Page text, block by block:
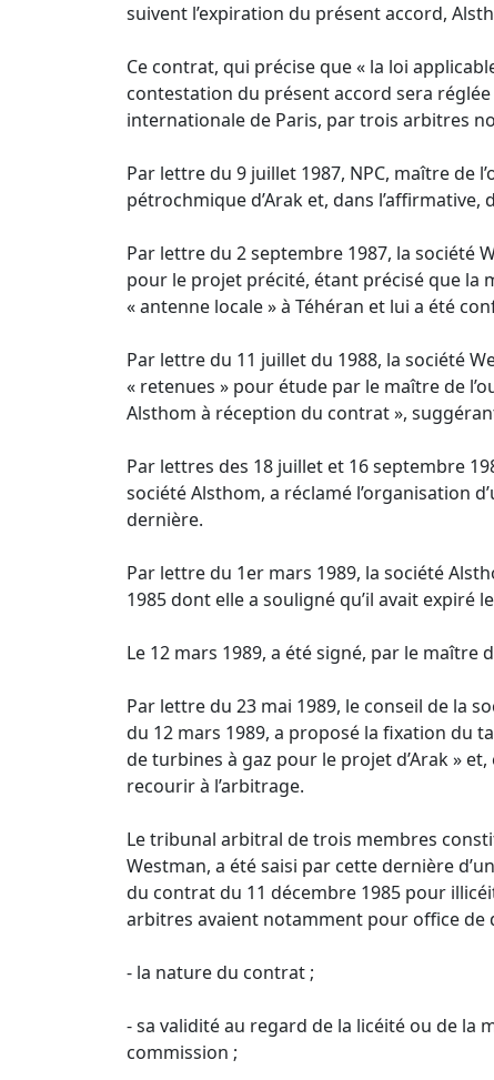
suivent l’expiration du présent accord,
Ce contrat, qui précise que « la loi
contestation du présent accord sera
internationale de Paris, par trois arbitres
Par lettre du 9 juillet 1987, NPC, maître de
pétrochmique d’Arak et, dans
Par lettre du 2 septembre 1987, la société
pour le projet précité, étant précisé que la
« antenne locale » à Téhéran et lui a été
Par lettre du 11 juillet du 1988, la société
« retenues » pour étude par le maître de
Alsthom à réception du contrat »,
Par lettres des 18 juillet et 16 septembre
société Alsthom, a réclamé l’organisation
dernière.
Par lettre du 1er mars 1989, la société
1985 dont elle a souligné qu’il avait expiré
Le 12 mars 1989, a été signé, par le
Par lettre du 23 mai 1989, le conseil de la
du 12 mars 1989, a proposé la fixation du
de turbines à gaz pour le projet d’Arak »
recourir à l’arbitrage.
Le tribunal arbitral de trois membres
Westman, a été saisi par cette dernière
du contrat du 11 décembre 1985 pour
arbitres avaient notamment pour office de
- la nature du contrat ;
- sa validité au regard de la licéité ou de la
commission ;